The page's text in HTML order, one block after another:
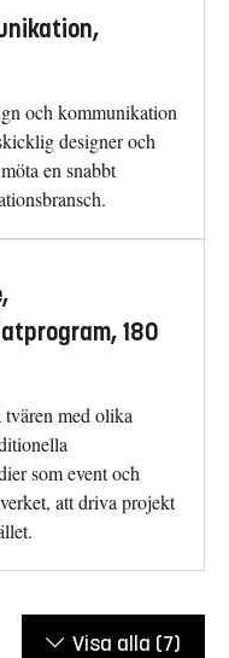
och kommunikation
designer och
en snabbt
180
tvären med olika
som event och
att driva projekt
Visa alla (7)